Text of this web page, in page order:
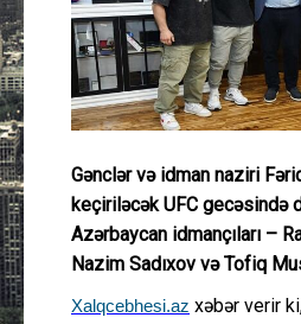
Gənclər və idman naziri
keçiriləcək UFC gecəsində
Azərbaycan idmançıları –
Nazim Sadıxov və Tofiq
Xalqcebhesi.az xəbər verir